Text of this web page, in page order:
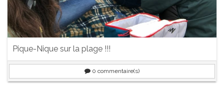
Pique-Nique sur la plage !!!
0 commentaire(s)